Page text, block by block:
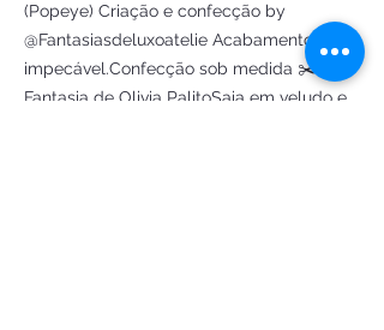
(Popeye) Criação e confecção by
@Fantasiasdeluxoatelie Acabamento
impecável.Confecção sob medida ✂️
Fantasia de Olivia PalitoSaia em veludo e